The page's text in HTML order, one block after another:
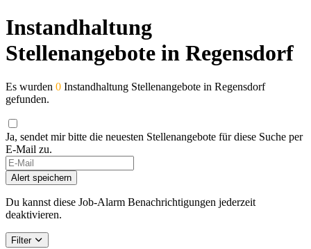
Instandhaltung
Stellenangebote in Regensdorf
Es wurden 0 Instandhaltung Stellenangebote in Regensdorf
gefunden.
Ja, sendet mir bitte die neuesten Stellenangebote für diese Suche per
E-Mail zu.
Alert speichern
Du kannst diese Job-Alarm Benachrichtigungen jederzeit
deaktivieren.
Filter